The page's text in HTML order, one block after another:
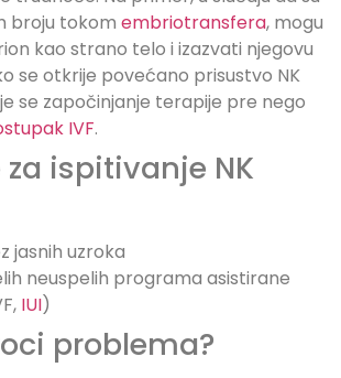
broju tokom embriotransfera, mogu
kao strano telo i izazvati njegovu
se otkrije povećano prisustvo NK
se započinjanje terapije pre nego
IVF.
ispitivanje NK
jasnih uzroka
neuspelih programa asistirane
IUI)
problema?